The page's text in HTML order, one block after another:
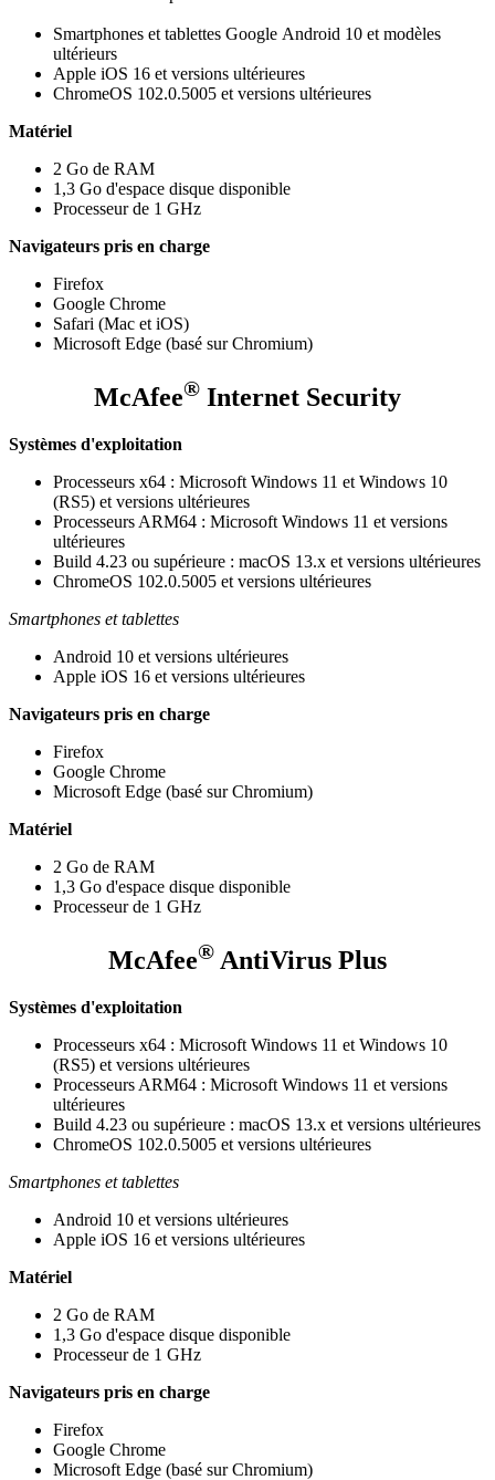
Smartphones et tablettes Google Android 10 et modèles
ultérieurs
Apple iOS 16 et versions ultérieures
ChromeOS 102.0.5005 et versions ultérieures
Matériel
2 Go de RAM
1,3 Go d'espace disque disponible
Processeur de 1 GHz
Navigateurs pris en charge
Firefox​
Google Chrome​
Safari (Mac et iOS)
Microsoft Edge (basé sur Chromium)
McAfee® Internet Security
Systèmes d'exploitation
Processeurs x64 : Microsoft Windows 11 et Windows 10
(RS5) et versions ultérieures
Processeurs ARM64 : Microsoft Windows 11 et versions
ultérieures
Build 4.23 ou supérieure : macOS 13.x et versions ultérieures
ChromeOS 102.0.5005 et versions ultérieures
Smartphones et tablettes
Android 10 et versions ultérieures
Apple iOS 16 et versions ultérieures
Navigateurs pris en charge
Firefox​
Google Chrome​
Microsoft Edge (basé sur Chromium)
Matériel
2 Go de RAM
1,3 Go d'espace disque disponible
Processeur de 1 GHz
McAfee® AntiVirus Plus
Systèmes d'exploitation
Processeurs x64 : Microsoft Windows 11 et Windows 10
(RS5) et versions ultérieures
Processeurs ARM64 : Microsoft Windows 11 et versions
ultérieures
Build 4.23 ou supérieure : macOS 13.x et versions ultérieures
ChromeOS 102.0.5005 et versions ultérieures
Smartphones et tablettes
Android 10 et versions ultérieures
Apple iOS 16 et versions ultérieures
Matériel
2 Go de RAM
1,3 Go d'espace disque disponible
Processeur de 1 GHz
Navigateurs pris en charge
Firefox​
Google Chrome​
Microsoft Edge (basé sur Chromium)